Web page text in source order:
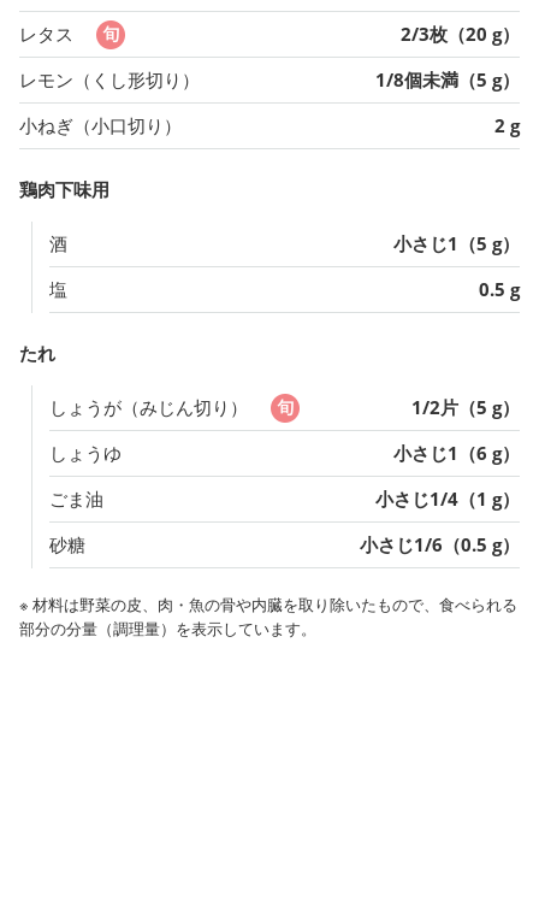
レタス
2/3枚（20 g）
レモン（くし形切り）
1/8個未満（5 g）
小ねぎ（小口切り）
2 g
鶏肉下味用
酒
小さじ1（5 g）
塩
0.5 g
たれ
しょうが（みじん切り）
1/2片（5 g）
しょうゆ
小さじ1（6 g）
ごま油
小さじ1/4（1 g）
砂糖
小さじ1/6（0.5 g）
※ 材料は野菜の皮、肉・魚の骨や内臓を取り除いたもので、食べられる
部分の分量（調理量）を表示しています。